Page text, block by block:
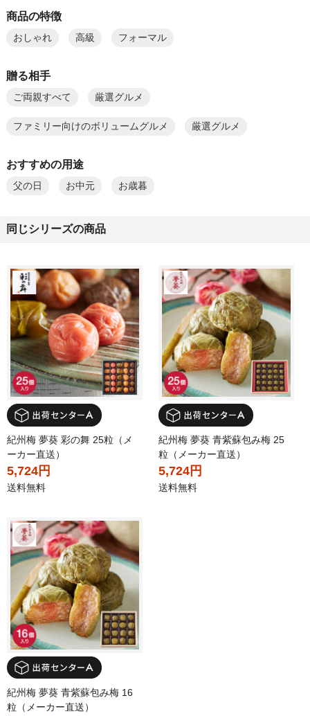
商品の特徴
おしゃれ 高級 フォーマル
贈る相手
ご両親すべて 厳選グルメ
ファミリー向けのボリュームグルメ 厳選グルメ
おすすめの用途
父の日 お中元 お歳暮
同じシリーズの商品
紀州梅 夢葵 彩の舞 25粒（メ
ーカー直送）
5,724円
送料無料
紀州梅 夢葵 青紫蘇包み梅 25
粒（メーカー直送）
5,724円
送料無料
紀州梅 夢葵 青紫蘇包み梅 16
粒（メーカー直送）